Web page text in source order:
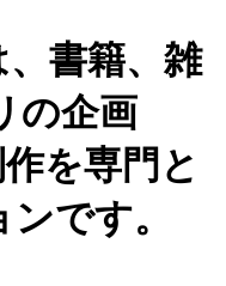
書籍、雑
の企画
を専門と
です。